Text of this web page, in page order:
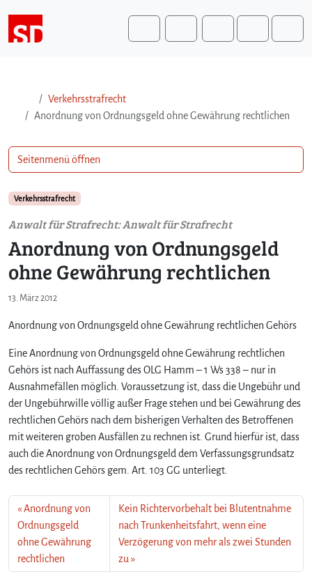
Search
Verkehrsstrafrecht
Anordnung von Ordnungsgeld ohne Gewährung rechtlichen
Verkehrsstrafrecht
Anwalt für Strafrecht: Anwalt für Strafrecht
Anordnung von Ordnungsgeld
ohne Gewährung rechtlichen
13. März 2012
Anordnung von Ordnungsgeld ohne Gewährung rechtlichen Gehörs
Eine Anordnung von Ordnungsgeld ohne Gewährung rechtlichen
Gehörs ist nach Auffassung des OLG Hamm – 1 Ws 338 – nur in
Ausnahmefällen möglich. Voraussetzung ist, dass die Ungebühr und
der Ungebührwille völlig außer Frage stehen und bei Gewährung des
rechtlichen Gehörs nach dem bisherigen Verhalten des Betroffenen
mit weiteren groben Ausfällen zu rechnen ist. Grund hierfür ist, dass
auch die Anordnung von Ordnungsgeld dem Verfassungsgrundsatz
des rechtlichen Gehörs gem. Art. 103 GG unterliegt.
Anordnung von
Ordnungsgeld
ohne Gewährung
rechtlichen
Kein Richtervorbehalt bei Blutentnahme
nach Trunkenheitsfahrt, wenn eine
Verzögerung von mehr als zwei Stunden
zu
Seitenmenü öffnen